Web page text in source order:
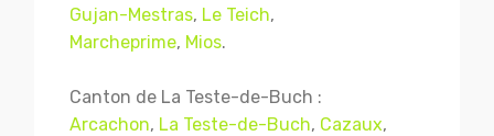
Gujan-Mestras, Le Teich,
Marcheprime, Mios.
Canton de La Teste-de-Buch :
Arcachon, La Teste-de-Buch, Cazaux,